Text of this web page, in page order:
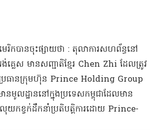
េរិកបានចុះផ្សាយថា : តុលាការសហព័ន្ធនៅ
េស មានសញ្ជាតិខ្មែរ Chen Zhi ដែលត្រូវ
ប្រធានក្រុមហ៊ុន Prince Holding Group
លដ្ឋាននៅក្នុងប្រទេសកម្ពុជាដែលមាន
យកខ្វក់ដឹកនាំប្រតិបត្តិការដោយ Prince-